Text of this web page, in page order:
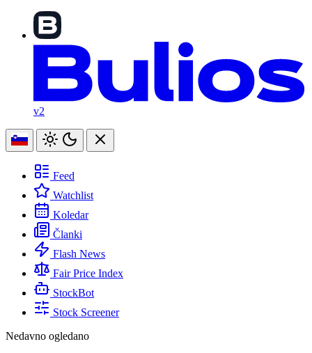
v2
Feed
Watchlist
Koledar
Članki
Flash News
Fair Price Index
StockBot
Stock Screener
Nedavno ogledano